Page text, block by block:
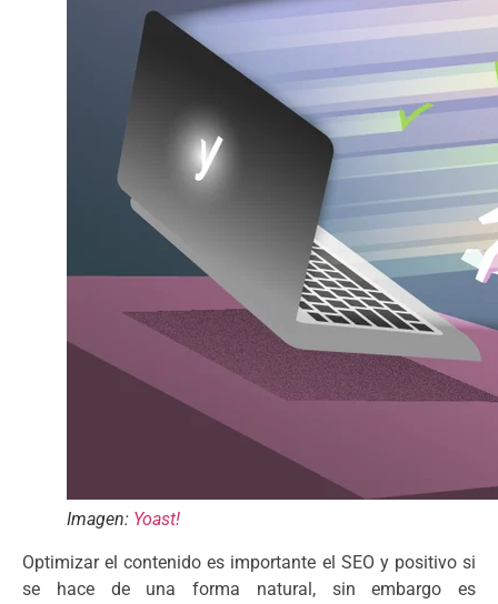
Imagen: Yoast!
Optimizar el contenido es importante el SEO y positivo si
se hace de una forma natural, sin embargo es